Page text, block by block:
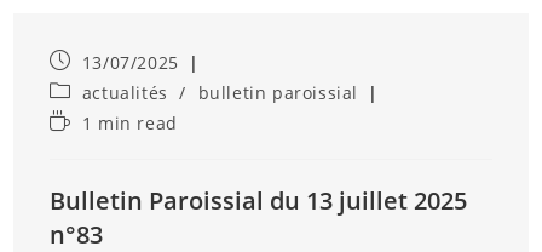
13/07/2025
actualités
/
bulletin paroissial
1 min read
Bulletin Paroissial du 13 juillet 2025
n°83